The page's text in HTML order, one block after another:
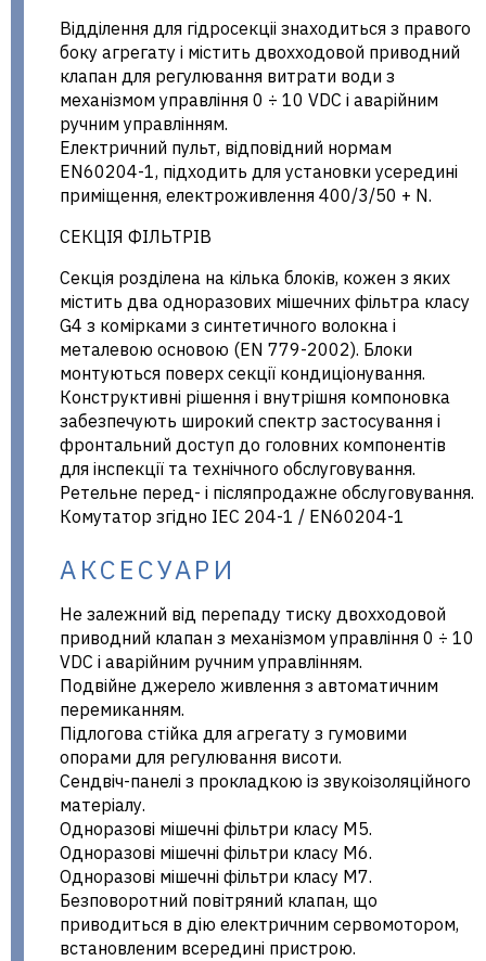
Відділення для гідросекціі знаходиться з правого
боку агрегату і містить двохходовой приводний
клапан для регулювання витрати води з
механізмом управління 0 ÷ 10 VDC і аварійним
ручним управлінням.
Електричний пульт, відповідний нормам
EN60204-1, підходить для установки усередині
приміщення, електроживлення 400/3/50 + N.
СЕКЦІЯ ФІЛЬТРІВ
Секція розділена на кілька блоків, кожен з яких
містить два одноразових мішечних фільтра класу
G4 з комірками з синтетичного волокна і
металевою основою (EN 779-2002). Блоки
монтуються поверх секції кондиціонування.
Конструктивні рішення і внутрішня компоновка
забезпечують широкий спектр застосування і
фронтальний доступ до головних компонентів
для інспекції та технічного обслуговування.
Ретельне перед- і післяпродажне обслуговування.
Комутатор згідно IEC 204-1 / EN60204-1
АКСЕСУАРИ
Не залежний від перепаду тиску двохходовой
приводний клапан з механізмом управління 0 ÷ 10
VDC і аварійним ручним управлінням.
Подвійне джерело живлення з автоматичним
перемиканням.
Підлогова стійка для агрегату з гумовими
опорами для регулювання висоти.
Сендвіч-панелі з прокладкою із звукоізоляційного
матеріалу.
Одноразові мішечні фільтри класу М5.
Одноразові мішечні фільтри класу М6.
Одноразові мішечні фільтри класу М7.
Безповоротний повітряний клапан, що
приводиться в дію електричним сервомотором,
встановленим всередині пристрою.